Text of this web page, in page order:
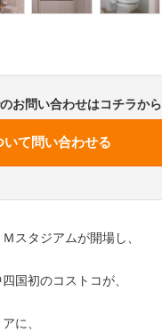
お問い合わせはコチラから
スタジアムが開場し、
国初のコストコが、
に、